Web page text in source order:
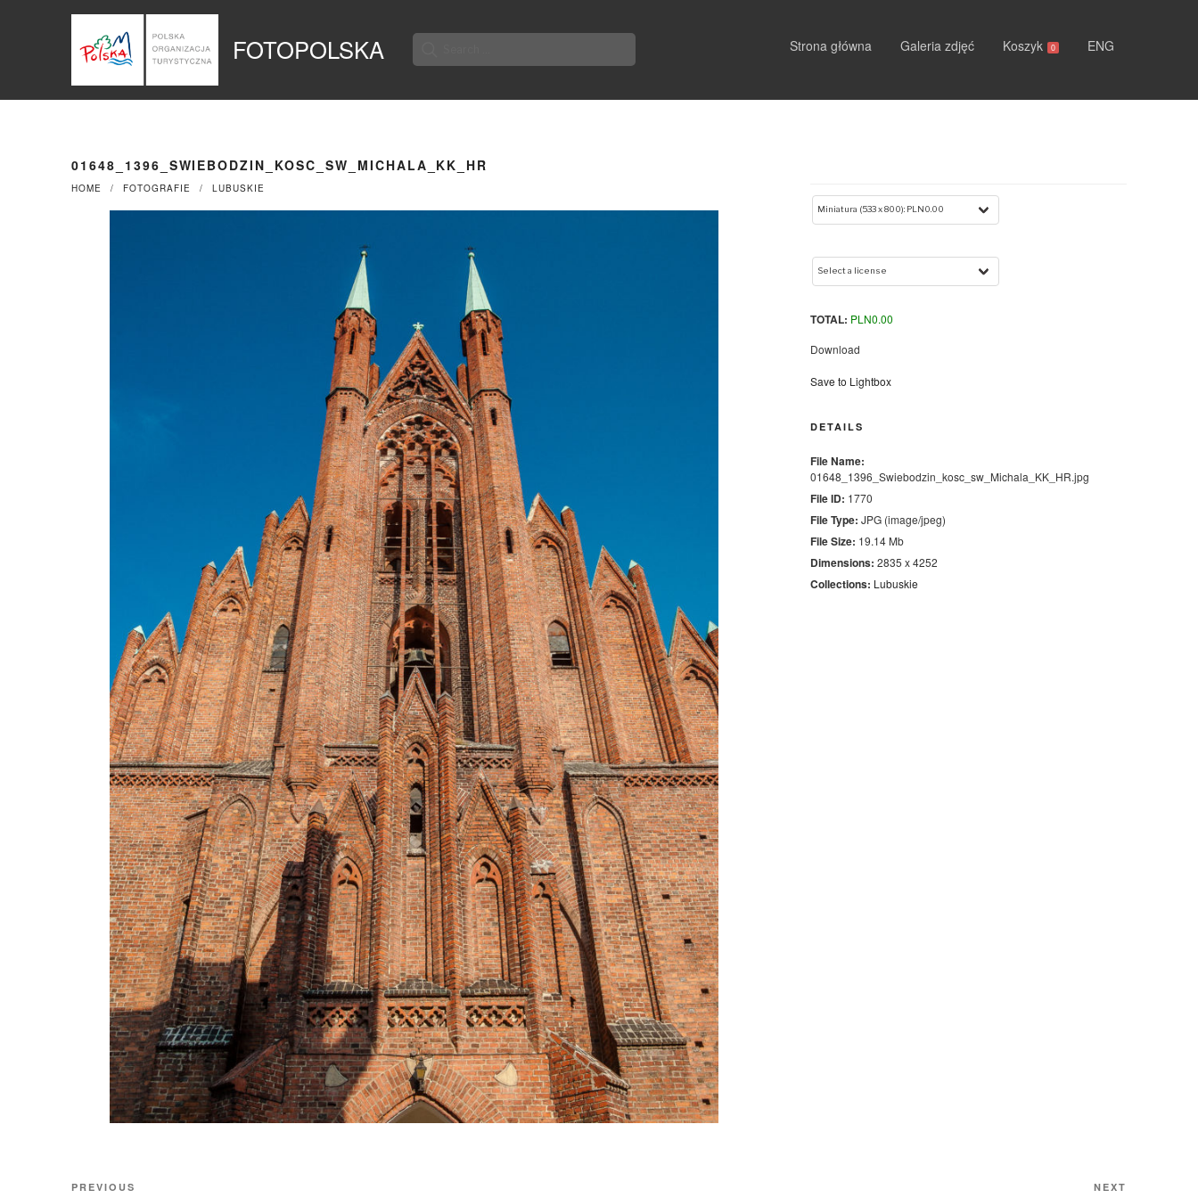
FOTOPOLSKA
Search
for:
Strona główna Galeria zdjęć Koszyk 0 ENG
01648_1396_SWIEBODZIN_KOSC_SW_MICHALA_KK_HR
HOME FOTOGRAFIE LUBUSKIE
TOTAL: PLN0.00
Download
Save to Lightbox
DETAILS
File Name:
01648_1396_Swiebodzin_kosc_sw_Michala_KK_HR.jpg
File ID: 1770
File Type: JPG (image/jpeg)
File Size: 19.14 Mb
Dimensions: 2835 x 4252
Collections: Lubuskie
Nawigacja
Previous
PREVIOUS NEXT
Panel zarządzania plikami cookies